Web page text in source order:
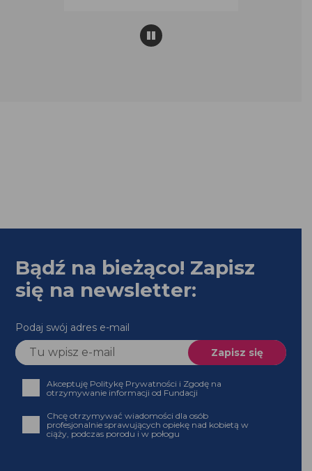
Pause
Bądź na bieżąco! Zapisz
się na newsletter:
Podaj swój adres e-mail
Akceptuję Politykę Prywatności i Zgodę na
otrzymywanie informacji od Fundacji
Chcę otrzymywać wiadomości dla osób
profesjonalnie sprawujących opiekę nad kobietą w
ciąży, podczas porodu i w połogu